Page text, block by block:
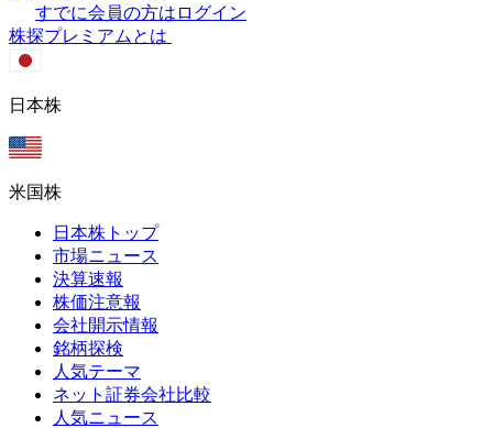
すでに会員の方はログイン
株探プレミアムとは
日本株
米国株
日本株トップ
市場ニュース
決算速報
株価注意報
会社開示情報
銘柄探検
人気テーマ
ネット証券会社比較
人気ニュース